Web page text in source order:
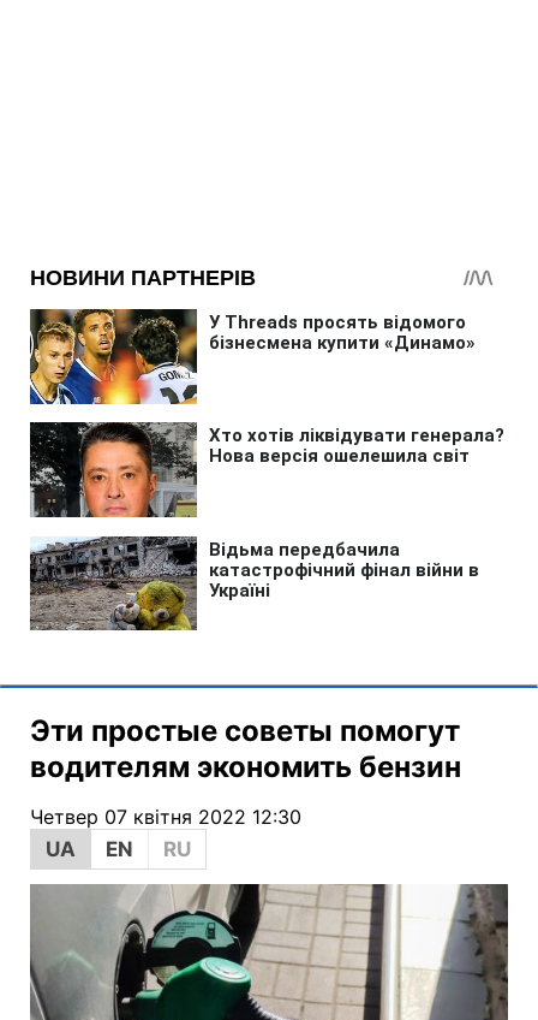
Эти простые советы помогут
водителям экономить бензин
Четвер 07 квітня 2022 12:30
UA
EN RU